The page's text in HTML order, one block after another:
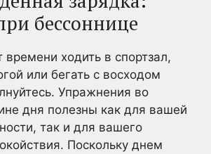
бессоннице
времени ходить в спортзал,
или бегать с восходом
Упражнения во
дня полезны как для вашей
так и для вашего
Поскольку днем